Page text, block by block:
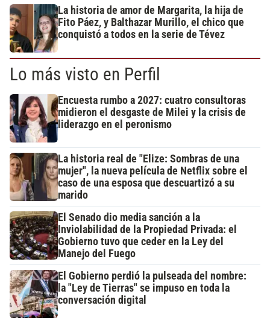
La historia de amor de Margarita, la hija de
Fito Páez, y Balthazar Murillo, el chico que
conquistó a todos en la serie de Tévez
Lo más visto en Perfil
Encuesta rumbo a 2027: cuatro consultoras
midieron el desgaste de Milei y la crisis de
liderazgo en el peronismo
La historia real de "Elize: Sombras de una
mujer", la nueva película de Netflix sobre el
caso de una esposa que descuartizó a su
marido
El Senado dio media sanción a la
Inviolabilidad de la Propiedad Privada: el
Gobierno tuvo que ceder en la Ley del
Manejo del Fuego
El Gobierno perdió la pulseada del nombre:
la "Ley de Tierras" se impuso en toda la
conversación digital